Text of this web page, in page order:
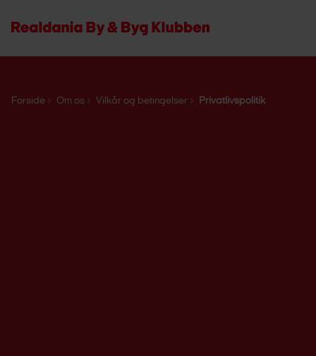
Forside Om os Vilkår og betingelser Privatlivspolitik